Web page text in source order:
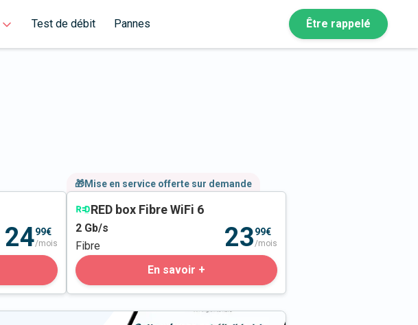
Test de débit Pannes Être rappelé
2499€
/mois
🎁Mise en service offerte sur demande
RED box Fibre WiFi 6
2 Gb/s
Fibre
2399€
/mois
En savoir +